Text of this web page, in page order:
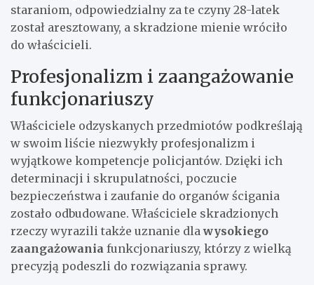
staraniom, odpowiedzialny za te czyny 28-latek
został aresztowany, a skradzione mienie wróciło
do właścicieli.
Profesjonalizm i zaangażowanie
funkcjonariuszy
Właściciele odzyskanych przedmiotów podkreślają
w swoim liście niezwykły profesjonalizm i
wyjątkowe kompetencje policjantów. Dzięki ich
determinacji i skrupulatności, poczucie
bezpieczeństwa i zaufanie do organów ścigania
zostało odbudowane. Właściciele skradzionych
rzeczy wyrazili także uznanie dlawysokiego
zaangażowania funkcjonariuszy, którzy z wielką
precyzją podeszli do rozwiązania sprawy.